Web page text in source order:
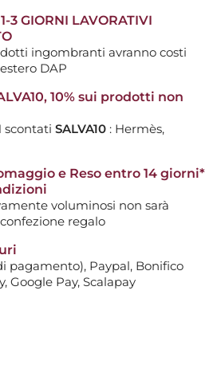
3 GIORNI LAVORATIVI
ingombranti avranno costi
DAP
10% sui prodotti non
scontati SALVA10 : Hermès,
e Reso entro 14 giorni*
voluminosi non sarà
regalo
pagamento), Paypal, Bonifico
Google Pay, Scalapay